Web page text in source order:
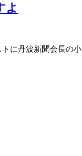
よ
に丹波新聞会長の